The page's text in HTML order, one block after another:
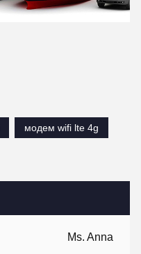
Ms. Anna
модем wifi lte 4g